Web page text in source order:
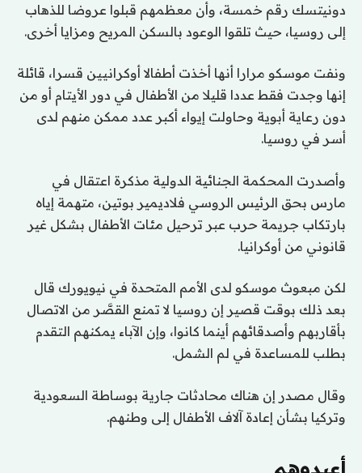
دونيتسك رقم خمسة، وأن معظمهم قبلوا عروضا للذهاب
إلى روسيا، حيث تلقوا الوعود بالسكن المريح ومزايا أخرى.
ونفت موسكو مرارا أنها أخذت أطفالا أوكرانيين قسرا، قائلة
إنها وجدت فقط عددا قليلا من الأطفال في دور الأيتام أو من
دون رعاية أبوية وحاولت إيواء أكبر عدد ممكن منهم لدى
أسر في روسيا.
وأصدرت المحكمة الجنائية الدولية مذكرة اعتقال في
مارس بحق الرئيس الروسي فلاديمير بوتين، متهمة إياه
بارتكاب جريمة حرب عبر ترحيل مئات الأطفال بشكل غير
قانوني من أوكرانيا.
لكن مبعوث موسكو لدى الأمم المتحدة في نيويورك قال
بعد ذلك بوقت قصير إن روسيا لا تمنع القصَّر من الاتصال
بأقاربهم وأصدقائهم أينما كانوا، وإن الآباء يمكنهم التقدم
بطلب للمساعدة في لم الشمل.
وقال مصدر إن هناك محادثات جارية بوساطة السعودية
وتركيا بشأن إعادة آلاف الأطفال إلى وطنهم.